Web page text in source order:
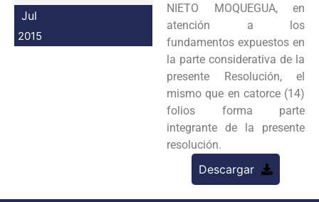
Jul
2015
NIETO MOQUEGUA, en
atención a los
fundamentos expuestos en
la parte considerativa de la
presente Resolución, el
mismo que en catorce (14)
folios forma parte
integrante de la presente
resolución.
Descargar